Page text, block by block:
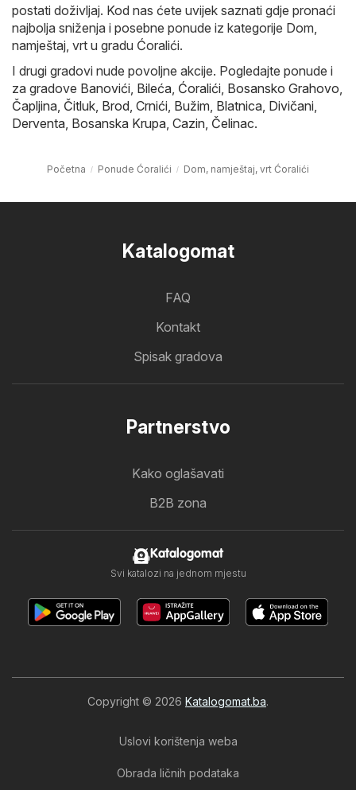
postati doživljaj. Kod nas ćete uvijek saznati gdje pronaći
najbolja sniženja i posebne ponude iz kategorije Dom,
namještaj, vrt u gradu Ćoralići.
I drugi gradovi nude povoljne akcije. Pogledajte ponude i
za gradove Banovići Bileća Ćoralići Bosansko Grahovo
Čapljina Čitluk Brod Crnići Bužim Blatnica Divičani
Derventa Bosanska Krupa Cazin Čelinac.
Početna Ponude Ćoralići Dom, namještaj, vrt Ćoralići
Katalogomat
FAQ
Kontakt
Spisak gradova
Partnerstvo
Kako oglašavati
B2B zona
Katalogomat
Svi katalozi na jednom mjestu
Copyright © 2026 Katalogomat.ba.
Uslovi korištenja weba
Obrada ličnih podataka